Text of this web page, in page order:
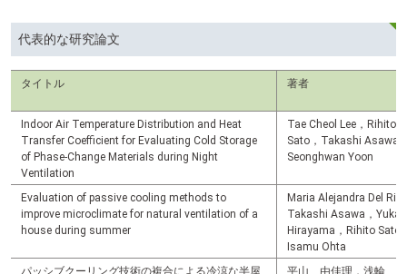
代表的な研究論文
タイトル 著者
Indoor Air Temperature Distribution and Heat
Transfer Coefficient for Evaluating Cold Storage
of Phase-Change Materials during Night
Ventilation
Tae Cheol Lee，Rihito
Sato，Takashi Asawa
Seonghwan Yoon
Evaluation of passive cooling methods to
improve microclimate for natural ventilation of a
house during summer
Maria Alejandra Del Rio
Takashi Asawa，Yukari
Hirayama，Rihito Sato
Isamu Ohta